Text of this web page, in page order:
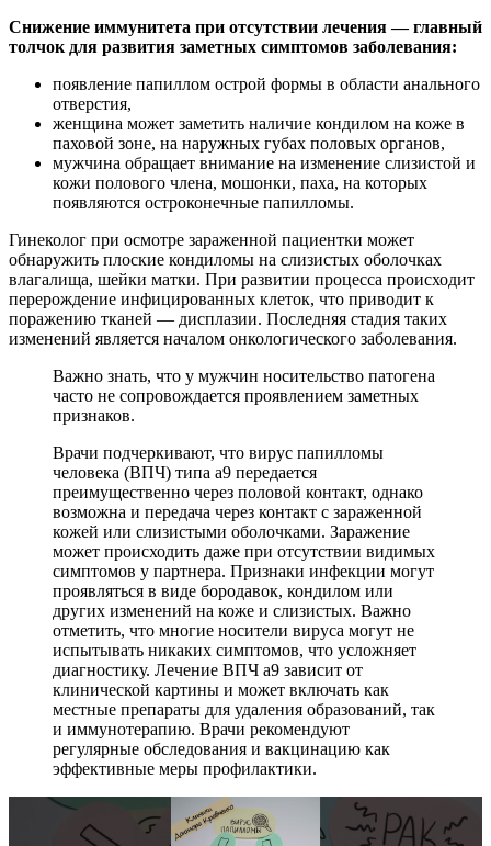
Снижение иммунитета при отсутствии лечения — главный
толчок для развития заметных симптомов заболевания:
появление папиллом острой формы в области анального
отверстия,
женщина может заметить наличие кондилом на коже в
паховой зоне, на наружных губах половых органов,
мужчина обращает внимание на изменение слизистой и
кожи полового члена, мошонки, паха, на которых
появляются остроконечные папилломы.
Гинеколог при осмотре зараженной пациентки может
обнаружить плоские кондиломы на слизистых оболочках
влагалища, шейки матки. При развитии процесса происходит
перерождение инфицированных клеток, что приводит к
поражению тканей — дисплазии. Последняя стадия таких
изменений является началом онкологического заболевания.
Важно знать, что у мужчин носительство патогена
часто не сопровождается проявлением заметных
признаков.
Врачи подчеркивают, что вирус папилломы
человека (ВПЧ) типа а9 передается
преимущественно через половой контакт, однако
возможна и передача через контакт с зараженной
кожей или слизистыми оболочками. Заражение
может происходить даже при отсутствии видимых
симптомов у партнера. Признаки инфекции могут
проявляться в виде бородавок, кондилом или
других изменений на коже и слизистых. Важно
отметить, что многие носители вируса могут не
испытывать никаких симптомов, что усложняет
диагностику. Лечение ВПЧ а9 зависит от
клинической картины и может включать как
местные препараты для удаления образований, так
и иммунотерапию. Врачи рекомендуют
регулярные обследования и вакцинацию как
эффективные меры профилактики.